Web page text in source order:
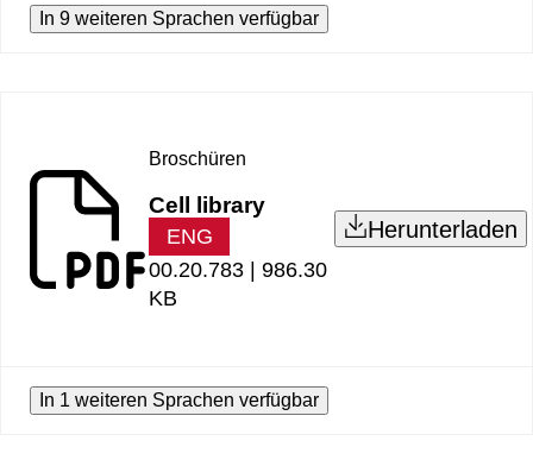
In 9 weiteren Sprachen verfügbar
Broschüren
Cell library
ENG
00.20.783 | 986.30
KB
Herunterladen
In 1 weiteren Sprachen verfügbar